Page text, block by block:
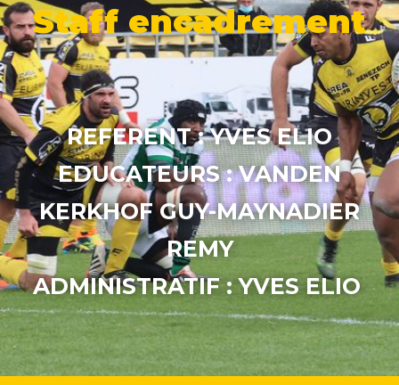
Staff encadrement
REFERENT :YVES ELIO
EDUCATEURS :VANDEN
KERKHOF GUY-MAYNADIER
REMY
ADMINISTRATIF :YVES ELIO